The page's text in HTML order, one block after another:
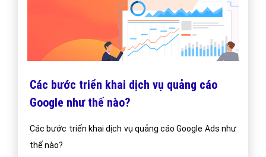
Các bước triển khai dịch vụ quảng cáo
Google như thế nào?
Các bước triển khai dịch vụ quảng cáo Google Ads như
thế nào?